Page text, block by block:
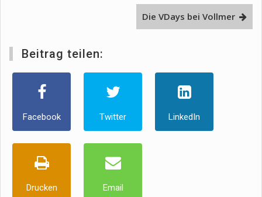
Die VDays bei Vollmer
Beitrag teilen:
Facebook Twitter LinkedIn
Drucken Email